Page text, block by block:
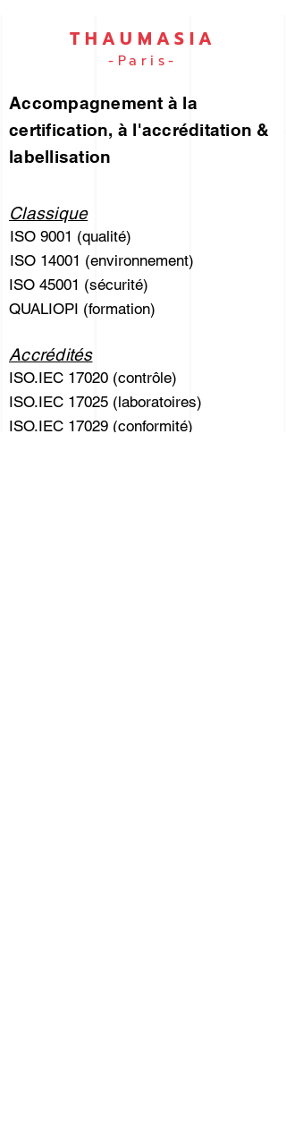
THAUMASIA
-Paris-
Accompagnement à la
certification, à l'accréditation &
labellisation
Classique
ISO 9001 (qualité)
ISO 14001 (environnement)
ISO 45001 (sécurité)
QUALIOPI (formation)
Accrédités
ISO.IEC 17020 (contrôle)
ISO.IEC 17025 (laboratoires)
ISO.IEC 17029 (conformité)